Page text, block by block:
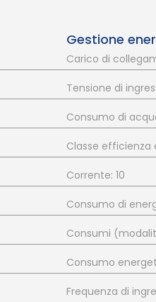
Gestione
Carico di
Tensione di
Consumo di
Classe efficienza
Corrente: 10
Consumo di
Consumi
Consumo
Frequenza di